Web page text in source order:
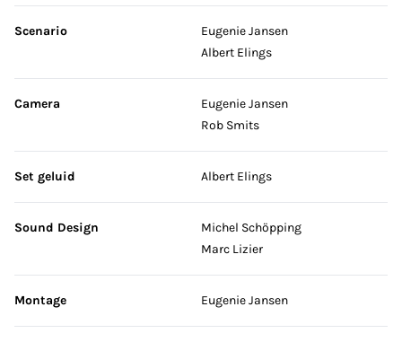
Scenario
Eugenie Jansen
Albert Elings
Camera
Eugenie Jansen
Rob Smits
Set geluid Albert Elings
Sound Design
Michel Schöpping
Marc Lizier
Montage Eugenie Jansen